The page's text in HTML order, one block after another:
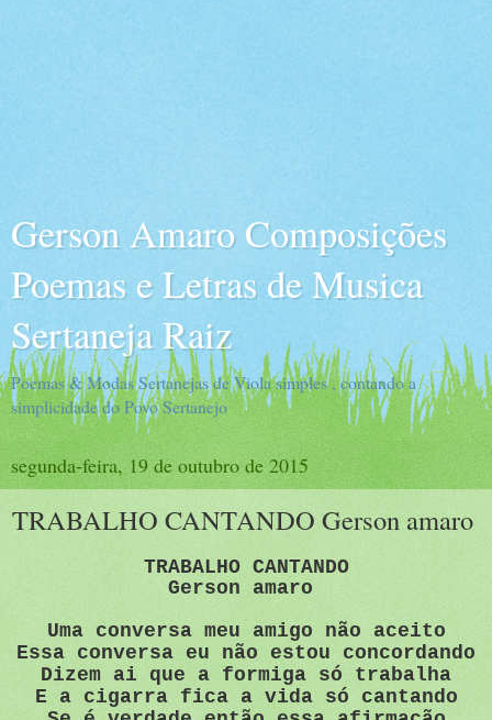
Gerson Amaro Composições
Poemas e Letras de Musica
Sertaneja Raiz
Poemas & Modas Sertanejas de Viola simples , contando a
simplicidade do Povo Sertanejo
segunda-feira, 19 de outubro de 2015
TRABALHO CANTANDO Gerson amaro
TRABALHO CANTANDO
Gerson amaro
Uma conversa meu amigo não aceito
Essa conversa eu não estou concordando
Dizem ai que a formiga só trabalha
E a cigarra fica a vida só cantando